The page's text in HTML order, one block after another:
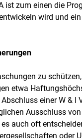
ist zum einen die
wird und
zu
etwa
einer W & I
Ausschluss
auch oft
oder